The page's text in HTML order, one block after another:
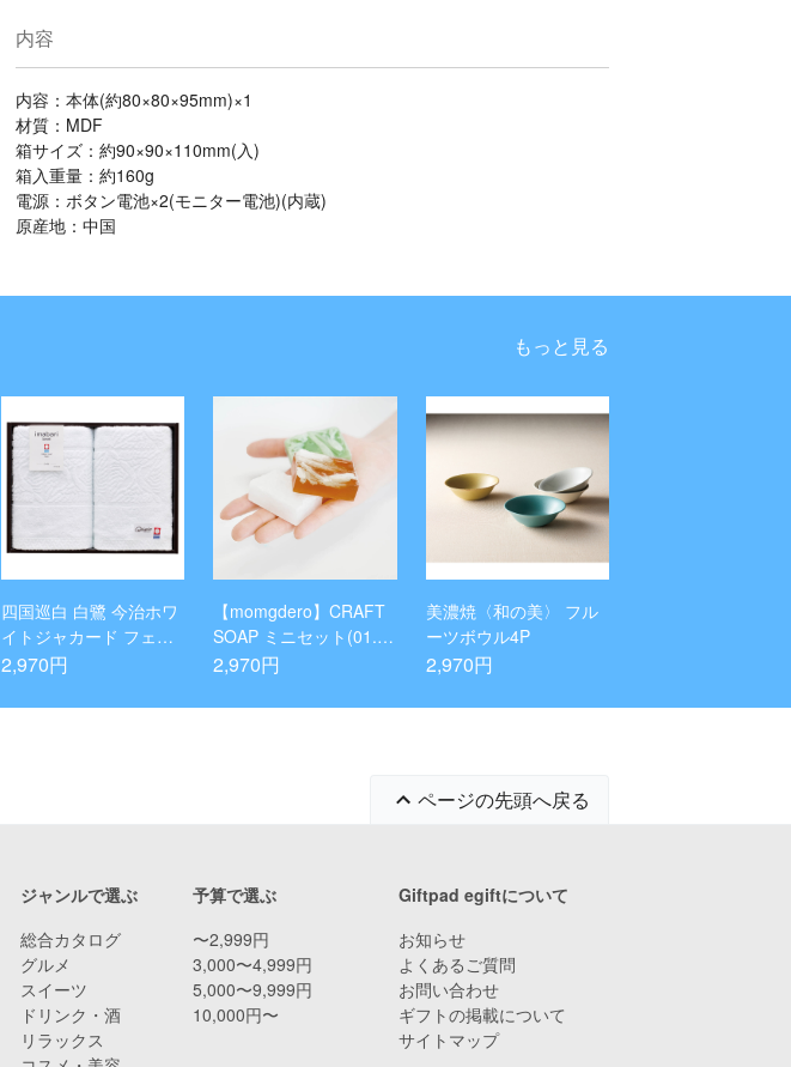
内容
内容：本体(約80×80×95mm)×1
材質：MDF
箱サイズ：約90×90×110mm(入)
箱入重量：約160g
電源：ボタン電池×2(モニター電池)(内蔵)
原産地：中国
もっと見る
四国巡白 白鷺 今治ホワ
イトジャカード フェイ
スタオル2P
2,970円
【momgdero】CRAFT
SOAP ミニセット(01.0
2.03)
2,970円
美濃焼〈和の美〉 フル
ーツボウル4P
2,970円
ページの先頭へ戻る
予算で選ぶ
〜2,999円
3,000〜4,999円
5,000〜9,999円
10,000円〜
ジャンルで選ぶ
総合カタログ
グルメ
スイーツ
ドリンク・酒
リラックス
Giftpad egiftについて
お知らせ
よくあるご質問
お問い合わせ
ギフトの掲載について
サイトマップ